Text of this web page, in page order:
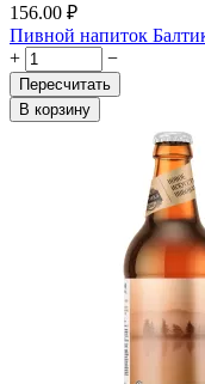
156.00 ₽
Пивной напиток
+
−
Пересчитать
В корзину